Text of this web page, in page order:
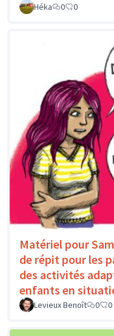
Héka 0 0
Matériel pour
de répit pour les
des activités
enfants en
Levieux Benoît 0 0